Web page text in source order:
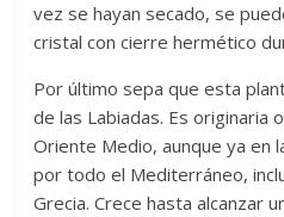
vez se hayan secado, se
cristal con cierre hermético
Por último sepa que esta
de las Labiadas. Es originaria
Oriente Medio, aunque ya en
por todo el Mediterráneo,
Grecia. Crece hasta alcanzar